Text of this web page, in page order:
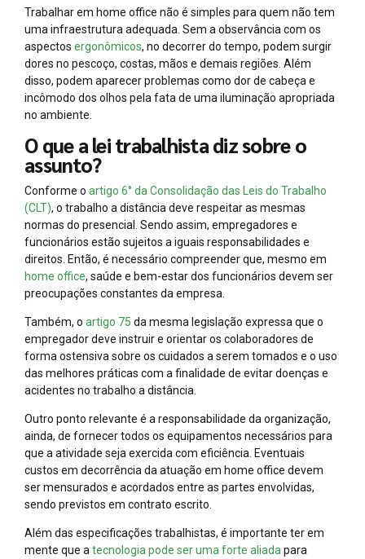
Trabalhar em home office não é simples para quem não tem
uma infraestrutura adequada. Sem a observância com os
aspectos ergonômicos, no decorrer do tempo, podem surgir
dores no pescoço, costas, mãos e demais regiões. Além
disso, podem aparecer problemas como dor de cabeça e
incômodo dos olhos pela fata de uma iluminação apropriada
no ambiente.
O que a lei trabalhista diz sobre o
assunto?
Conforme o artigo 6° da Consolidação das Leis do Trabalho
(CLT), o trabalho a distância deve respeitar as mesmas
normas do presencial. Sendo assim, empregadores e
funcionários estão sujeitos a iguais responsabilidades e
direitos. Então, é necessário compreender que, mesmo em
home office, saúde e bem-estar dos funcionários devem ser
preocupações constantes da empresa.
Também, o artigo 75 da mesma legislação expressa que o
empregador deve instruir e orientar os colaboradores de
forma ostensiva sobre os cuidados a serem tomados e o uso
das melhores práticas com a finalidade de evitar doenças e
acidentes no trabalho a distância.
Outro ponto relevante é a responsabilidade da organização,
ainda, de fornecer todos os equipamentos necessários para
que a atividade seja exercida com eficiência. Eventuais
custos em decorrência da atuação em home office devem
ser mensurados e acordados entre as partes envolvidas,
sendo previstos em contrato escrito.
Além das especificações trabalhistas, é importante ter em
mente que a tecnologia pode ser uma forte aliada para